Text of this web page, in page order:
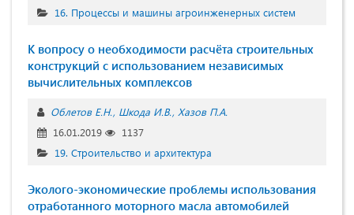
16. Процессы и машины агроинженерных систем
К вопросу о необходимости расчёта строительных
конструкций с использованием независимых
вычислительных комплексов
Облетов Е.Н. Шкода И.В. Хазов П.А.
16.01.2019
1137
19. Строительство и архитектура
Эколого-экономические проблемы использования
отработанного моторного масла автомобилей